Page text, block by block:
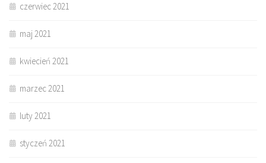
czerwiec 2021
maj 2021
kwiecień 2021
marzec 2021
luty 2021
styczeń 2021